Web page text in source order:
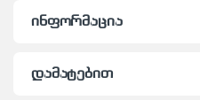
ინფორმაცია
დამატებით